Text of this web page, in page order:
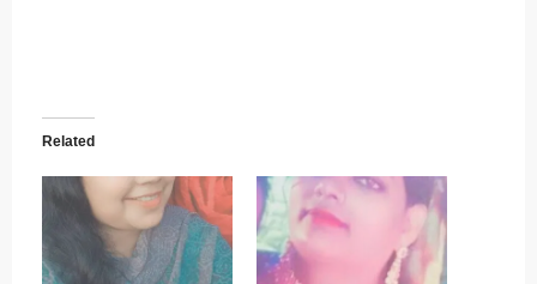
Related